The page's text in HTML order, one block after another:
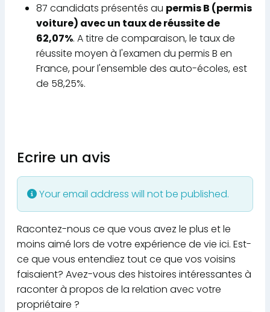
87 candidats présentés au permis B (permis
voiture) avec un taux de réussite de
62,07%. A titre de comparaison, le taux de
réussite moyen à l'examen du permis B en
France, pour l'ensemble des auto-écoles, est
de 58,25%.
Ecrire un avis
Your email address will not be published.
Racontez-nous ce que vous avez le plus et le
moins aimé lors de votre expérience de vie ici. Est-
ce que vous entendiez tout ce que vos voisins
faisaient? Avez-vous des histoires intéressantes à
raconter à propos de la relation avec votre
propriétaire ?